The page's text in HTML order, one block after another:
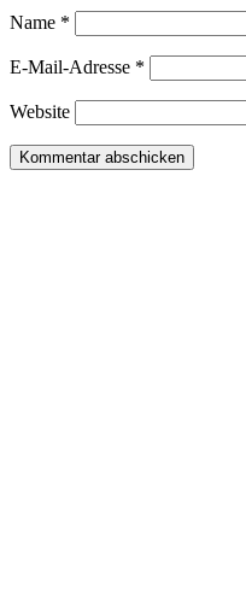
Name *
E-Mail-Adresse *
Website